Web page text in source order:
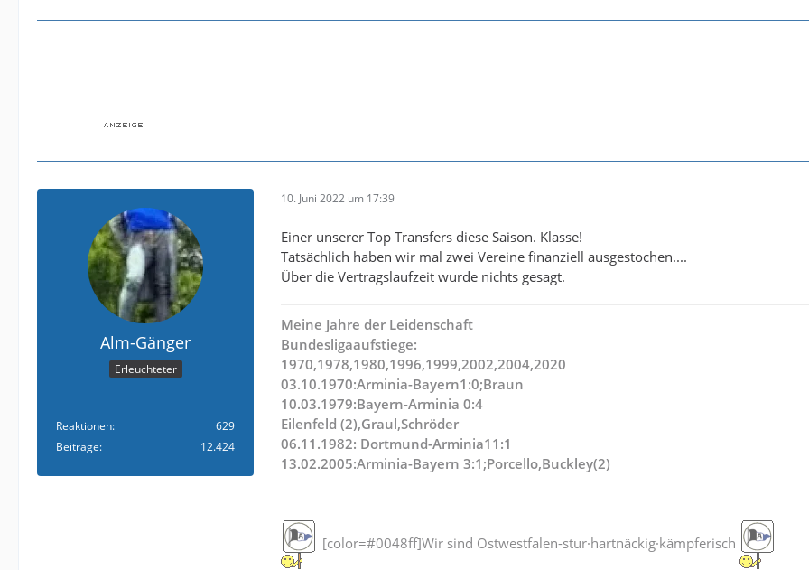
Alm-Gänger
Erleuchteter
Reaktionen
629
Beiträge
12.424
10. Juni 2022 um 17:39
Einer unserer Top Transfers diese Saison. Klasse!
Tatsächlich haben wir mal zwei Vereine finanziell ausgestochen....
Über die Vertragslaufzeit wurde nichts gesagt.
Meine Jahre der Leidenschaft
Bundesligaaufstiege:
1970,1978,1980,1996,1999,2002,2004,2020
03.10.1970:Arminia-Bayern1:0;Braun
10.03.1979:Bayern-Arminia 0:4
Eilenfeld (2),Graul,Schröder
06.11.1982: Dortmund-Arminia11:1
13.02.2005:Arminia-Bayern 3:1;Porcello,Buckley(2)
[color=#0048ff]Wir sind Ostwestfalen-stur·hartnäckig·kämpferisch